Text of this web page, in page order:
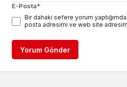
E-Posta*
Bir dahaki sefere yorum
posta adresimi ve web site
Yorum Gönder